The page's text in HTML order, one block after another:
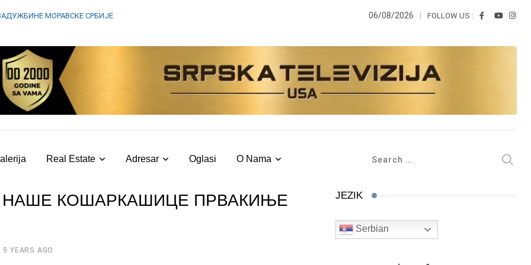
МОРАВСКЕ СРБИЈЕ 06/08/2026 FOLLOW US :
Real Estate Adresar Oglasi O Nama
НАШЕ КОШАРКАШИЦЕ ПРВАКИЊЕ
5 YEARS AGO
JEZIK
Serbian